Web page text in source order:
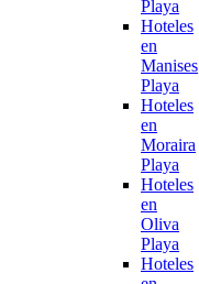
Playa
Hoteles
en
Manises
Playa
Hoteles
en
Moraira
Playa
Hoteles
en
Oliva
Playa
Hoteles